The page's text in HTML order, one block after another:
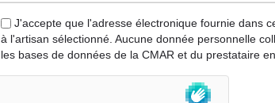
J'accepte que l'adresse électronique fournie dans
à l'artisan sélectionné. Aucune donnée personnelle
les bases de données de la CMAR et du prestataire